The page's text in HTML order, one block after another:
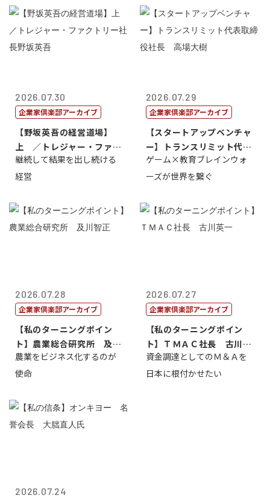
2026.07.30
企業家倶楽部アーカイブ
【野坂英吾の経営道場】
上 ／トレジャー・ファク
トリー社長野坂...
継続して結果を出し続ける
経営
2026.07.29
企業家倶楽部アーカイブ
【スタートアップベンチャ
ー】トランスリミット代表
取締役社長 ...
ゲーム×教育ブレインウォ
ーズが世界を繋ぐ
2026.07.28
企業家倶楽部アーカイブ
【私のターニングポイン
ト】農業総合研究所 及川
智正
農業をビジネス化するのが
使命
2026.07.27
企業家倶楽部アーカイブ
【私のターニングポイン
ト】ＴＭＡＣ社長 古川英
一
資金調達としてのＭ＆Ａを
日本に根付かせたい
2026.07.24